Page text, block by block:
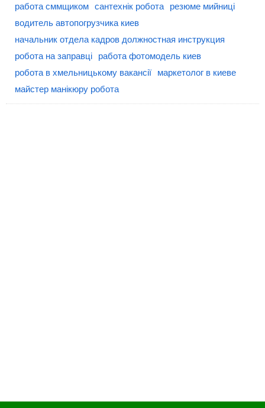
работа сммщиком сантехнік робота
резюме мийниці
водитель автопогрузчика киев
начальник отдела кадров должностная инструкция
робота на заправці
работа фотомодель киев
робота в хмельницькому вакансії
маркетолог в киеве
майстер манікюру робота